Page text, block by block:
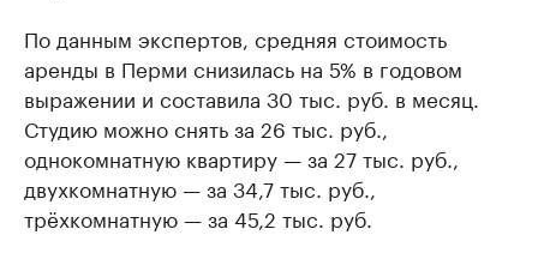
По данным экспертов, средняя стоимость
аренды в Перми снизилась на 5% в годовом
выражении и составила 30 тыс. руб. в месяц.
Студию можно снять за 26 тыс. руб.,
однокомнатную квартиру — за 27 тыс. руб.,
двухкомнатную — за 34,7 тыс. руб.,
трёхкомнатную — за 45,2 тыс. руб.